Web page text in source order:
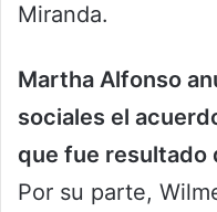
Miranda.
Martha Alfonso
sociales el
que fue resultado
Por su parte,